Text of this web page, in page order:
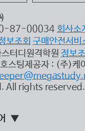
87-00034회사소
보조회 구매안전서비
터디원격학원 정보
스팅제공자 : (주)케
All rights reserved.